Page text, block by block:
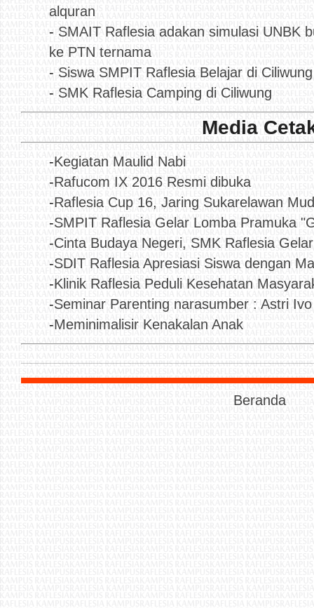
alquran
- SMAIT Raflesia adakan simulasi UNBK
ke PTN ternama
- Siswa SMPIT Raflesia Belajar di Ciliwung
- SMK Raflesia Camping di Ciliwung
Media
-Kegiatan Maulid Nabi
-Rafucom IX 2016 Resmi dibuka
-Raflesia Cup 16, Jaring Sukarelawan
-SMPIT Raflesia Gelar Lomba Pramuka
-Cinta Budaya Negeri, SMK Raflesia
-SDIT Raflesia Apresiasi Siswa dengan
-Klinik Raflesia Peduli Kesehatan
-Seminar Parenting narasumber : Astri Ivo
-Meminimalisir Kenakalan Anak
Beranda